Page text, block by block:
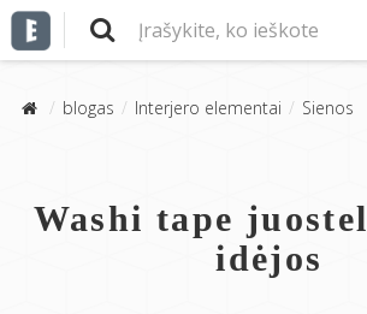
blogas Interjero elementai Sienos
Washi tape
idėjos